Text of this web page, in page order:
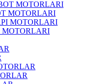
MOTORLARI
MOTORLARI